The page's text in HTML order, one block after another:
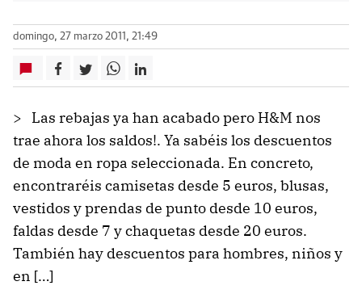
domingo, 27 marzo 2011, 21:49
> Las rebajas ya han acabado pero H&M nos
trae ahora los saldos!. Ya sabéis los descuentos
de moda en ropa seleccionada. En concreto,
encontraréis camisetas desde 5 euros, blusas,
vestidos y prendas de punto desde 10 euros,
faldas desde 7 y chaquetas desde 20 euros.
También hay descuentos para hombres, niños y
en […]